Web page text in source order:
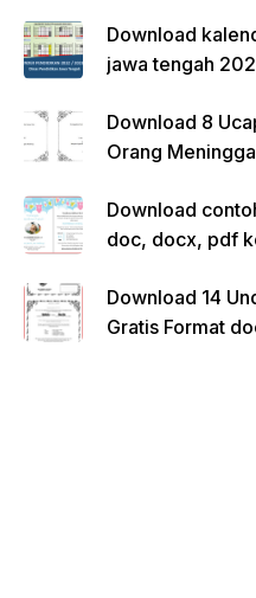
Download
jawa tengah
Download 8
Orang
Download
doc, docx, pdf
Download 14
Gratis Format